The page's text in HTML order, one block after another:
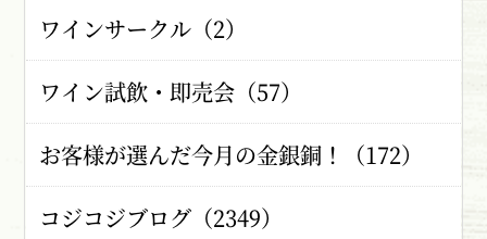
ワインサークル（2）
ワイン試飲・即売会（57）
お客様が選んだ今月の金銀銅！（172）
コジコジブログ（2349）